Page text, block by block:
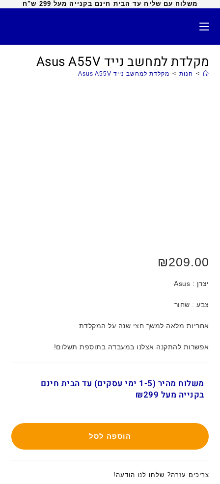
משלוח עם שליח עד הבית חינם בקנייה מעל 299 ש"ח
מקלדת למחשב נייד Asus A55V
> חנות > מקלדת למחשב נייד Asus A55V
₪209.00
יצרן : Asus
צבע : שחור
אחריות מלאה למשך חצי שנה על המקלדת
אפשרות להתקנה אצלנו במעבדה בתוספת תשלום!
משלוח מהיר (1-5 ימי עסקים) עד הבית חינם
בקנייה מעל ₪299
הוספה לסל
צריכים עזרה? שלחו לנו הודעה!